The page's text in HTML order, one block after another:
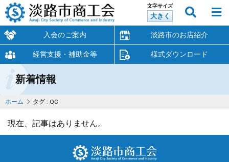
文字サイズ
大きく
入会のご案内 淡路市のお店紹介
経営支援・補助金等 様式ダウンロード
新着情報
ホーム タグ : QC
現在、記事はありません。